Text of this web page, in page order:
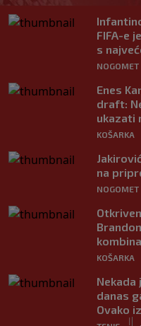
FIFA-e
s
NOGOMET
Enes
draft:
ukazati
KOŠARKA
na
NOGOMET
KOŠARKA
danas
Ovako
|